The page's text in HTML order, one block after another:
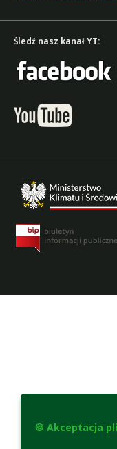
Śledź nasz kanał YT:
🍪 Akceptacja